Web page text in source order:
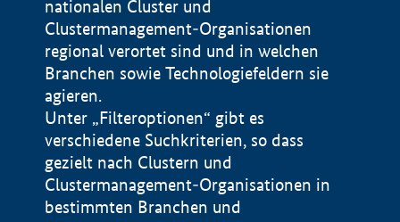
nationalen Cluster und
Clustermanagement-Organisationen
regional verortet sind und in welchen
Branchen sowie Technologiefeldern sie
agieren.
Unter „Filteroptionen“ gibt es
verschiedene Suchkriterien, so dass
gezielt nach Clustern und
Clustermanagement-Organisationen in
bestimmten Branchen und
Impressum
Datenschutzerklärung
BMWE, 2026 ©
100 km © Geobasis-DE / BKG 2015